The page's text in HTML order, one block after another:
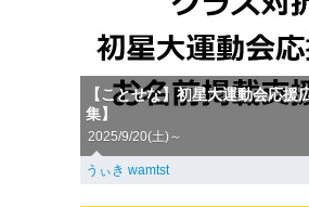
【ことせな】初星大運動会応援
集】
2025/9/20(土)～
うぃき wamtst